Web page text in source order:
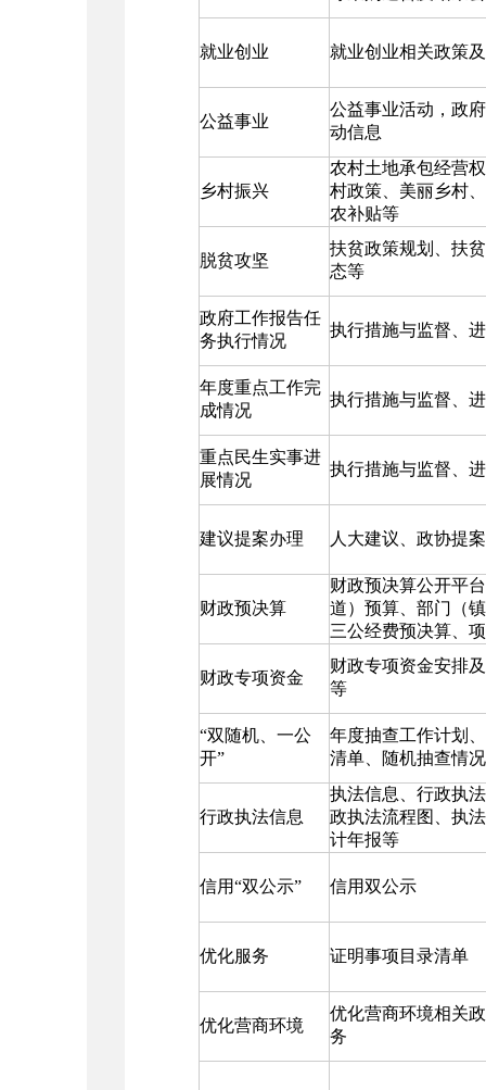
就业创业 就业创业相关政策
公益事业
公益事业活动，政
动信息
乡村振兴
农村土地承包经营
村政策、美丽乡村
农补贴等
脱贫攻坚
扶贫政策规划、扶
态等
政府工作报告任
务执行情况
执行措施与监督、
年度重点工作完
成情况
执行措施与监督、
重点民生实事进
展情况
执行措施与监督、
建议提案办理 人大建议、政协提
财政预决算
财政预决算公开平
道）预算、部门（
三公经费预决算、
财政专项资金
财政专项资金安排
等
“双随机、一公
开”
年度抽查工作计划
清单、随机抽查情
行政执法信息
执法信息、行政执
政执法流程图、执
计年报等
信用“双公示” 信用双公示
优化服务 证明事项目录清单
优化营商环境
优化营商环境相关
务